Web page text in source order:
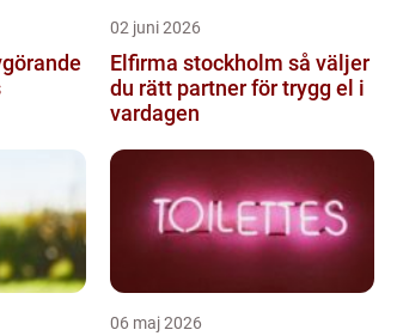
02 juni 2026
Elfirma stockholm så väljer
du rätt partner för trygg el i
vardagen
06 maj 2026